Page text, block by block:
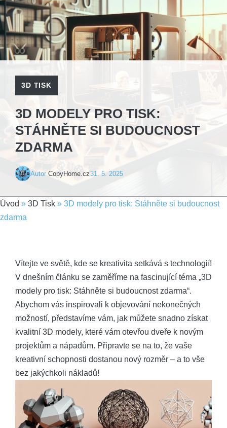
3D TISK
3D MODELY PRO TISK:
STÁHNĚTE SI BUDOUCNOST
ZDARMA
Autor CopyHome.cz31. 5. 2025
Úvod » 3D Tisk » 3D modely pro tisk: Stáhněte si budoucnost
zdarma
Vítejte ve světě, kde se kreativita setkává s technologií!
V dnešním článku se zaměříme na fascinující téma „3D
modely pro tisk: Stáhněte si budoucnost zdarma“.
Abychom vás inspirovali k objevování nekonečných
možností, představíme vám, jak můžete snadno získat
kvalitní 3D modely, které vám otevřou dveře k novým
projektům a nápadům. Připravte se na to, že vaše
kreativní schopnosti dostanou nový rozměr – a to vše
bez jakýchkoli nákladů!